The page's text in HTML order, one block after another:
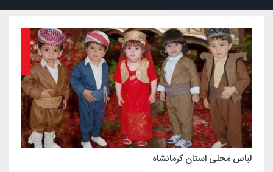
لباس محلی استان کرمانشاه